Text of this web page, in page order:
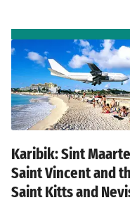
Karibik: Sint
Saint Vincent and
Saint Kitts and